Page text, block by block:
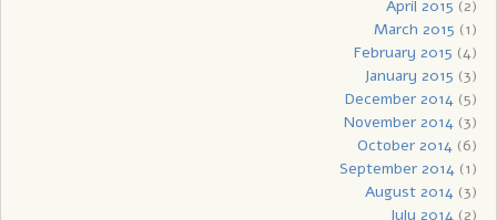
April 2015 (2)
March 2015 (1)
February 2015 (4)
January 2015 (3)
December 2014(5)
November 2014(3)
October 2014(6)
September 2014(1)
August 2014(3)
July 2014(2)